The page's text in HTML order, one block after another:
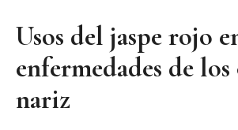
Usos del jaspe rojo
enfermedades de
nariz